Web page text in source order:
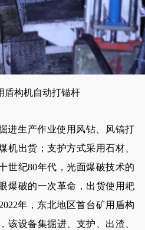
盾构机自动打锚杆
进生产作业使用风钻、风镐打
机出货；支护方式采用石材、
世纪80年代，光面爆破技术的
爆破的一次革命，出货使用耙
年，东北地区首台矿用盾构
该设备集掘进、支护、出渣、